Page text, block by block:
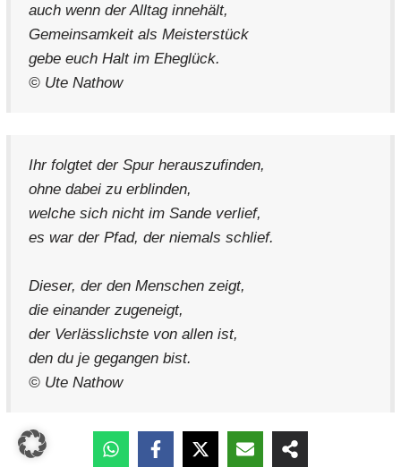
auch wenn der Alltag innehält,
Gemeinsamkeit als Meisterstück
gebe euch Halt im Eheglück.
© Ute Nathow
Ihr folgtet der Spur herauszufinden,
ohne dabei zu erblinden,
welche sich nicht im Sande verlief,
es war der Pfad, der niemals schlief.
Dieser, der den Menschen zeigt,
die einander zugeneigt,
der Verlässlichste von allen ist,
den du je gegangen bist.
© Ute Nathow
Liebe, Vertrauen und Achtung heißt,